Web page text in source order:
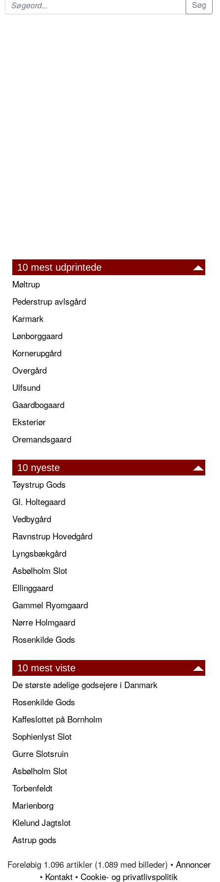
10 mest udprintede
Møltrup
Pederstrup avlsgård
Karmark
Lønborggaard
Kornerupgård
Overgård
Ulfsund
Gaardbogaard
Eksteriør
Oremandsgaard
10 nyeste
Tøystrup Gods
Gl. Holtegaard
Vedbygård
Ravnstrup Hovedgård
Lyngsbækgård
Asbølholm Slot
Ellinggaard
Gammel Ryomgaard
Nørre Holmgaard
Rosenkilde Gods
10 mest viste
De største adelige godsejere i Danmark
Rosenkilde Gods
Kaffeslottet på Bornholm
Sophienlyst Slot
Gurre Slotsruin
Asbølholm Slot
Torbenfeldt
Marienborg
Klelund Jagtslot
Astrup gods
Foreløbig 1.096 artikler (1.089 med billeder) • Annoncer
• Kontakt • Cookie- og privatlivspolitik